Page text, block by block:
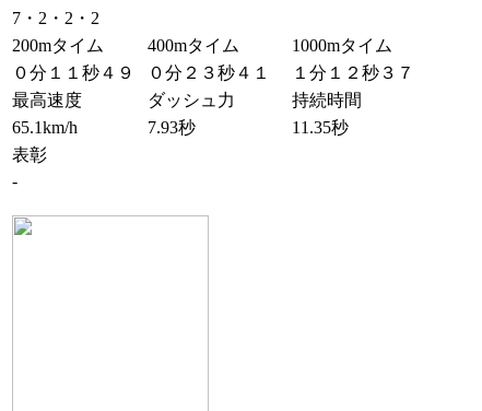
7・2・2・2
200mタイム
400mタイム
1000mタイム
０分１１秒４９
０分２３秒４１
１分１２秒３７
最高速度
ダッシュ力
持続時間
65.1km/h
7.93秒
11.35秒
表彰
-